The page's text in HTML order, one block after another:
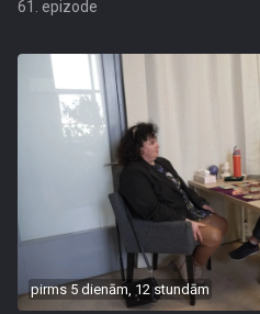
61. epizode
pirms 5 dienām, 12 stundām